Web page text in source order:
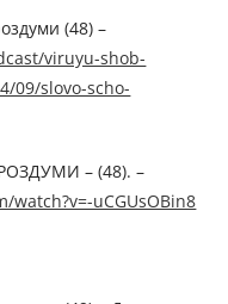
(48) –
viruyu-shob-
09/slovo-scho-
– (48). –
uCGUsOBin8